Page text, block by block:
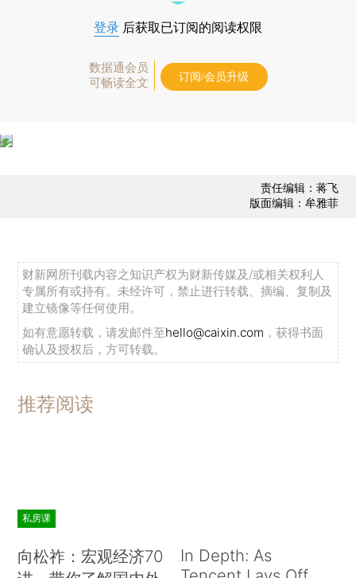
登录 后获取已订阅的阅读权限
数据通会员
可畅读全文
订阅/会员升级
责任编辑：蒋飞
版面编辑：牟雅菲
财新网所刊载内容之知识产权为财新传媒及/或相关权利人
专属所有或持有。未经许可，禁止进行转载、摘编、复制及
建立镜像等任何使用。
如有意愿转载，请发邮件至hello@caixin.com ，获得书面
确认及授权后，方可转载。
推荐阅读
私房课
向松祚：宏观经济70
In Depth: As